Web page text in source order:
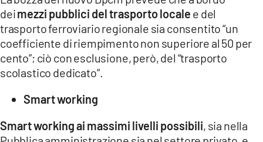
deimezzi pubblici del trasporto locale e del
trasporto ferroviario regionale sia consentito “un
coefficiente di riempimento non superiore al 50 per
cento”; ciò con esclusione, però, del “trasporto
scolastico dedicato”.
Smart working
Smart working ai massimi livelli possibili, sia nella